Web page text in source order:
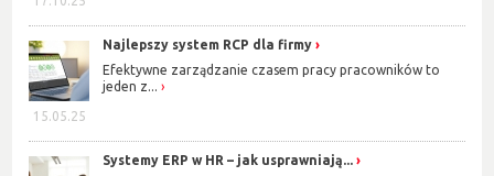
15.05.25
Najlepszy system RCP dla firmy
Efektywne zarządzanie czasem pracy pracowników to
jeden z...
Systemy ERP w HR – jak usprawniają...